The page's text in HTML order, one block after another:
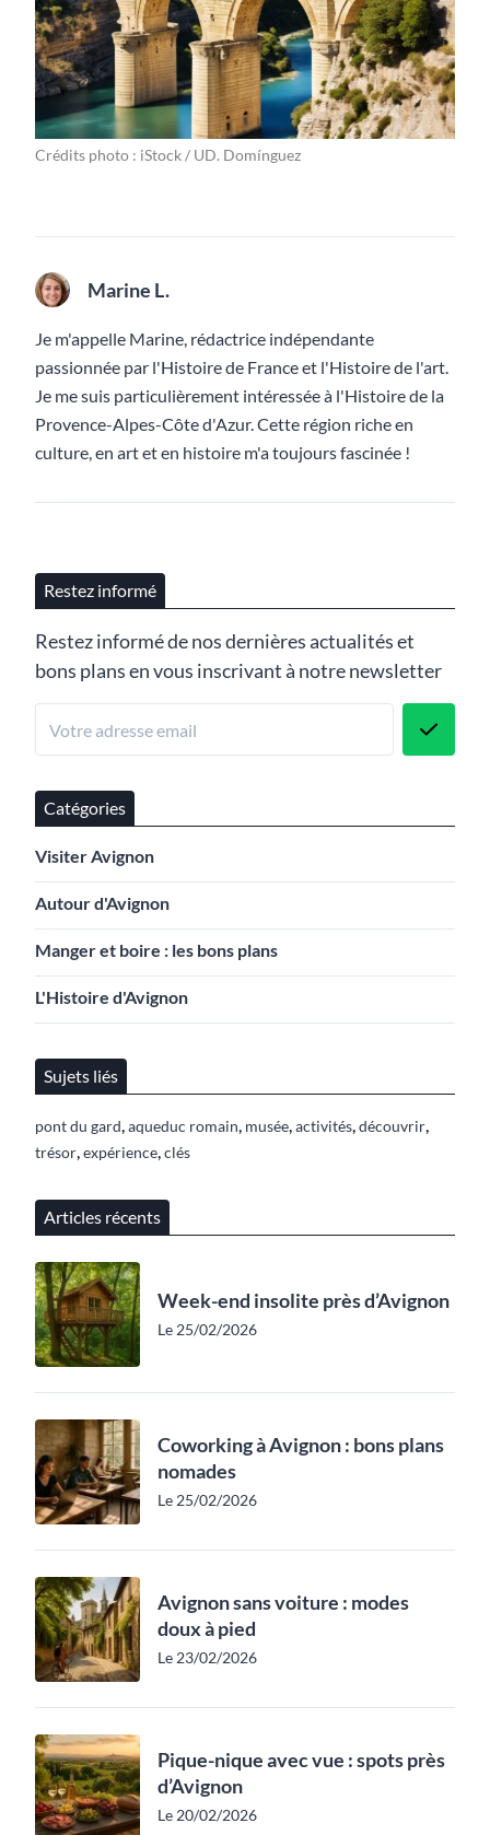
Crédits photo : iStock / UD. Domínguez
Marine L.
Je m'appelle Marine, rédactrice indépendante
passionnée par l'Histoire de France et l'Histoire de l'art.
Je me suis particulièrement intéressée à l'Histoire de la
Provence-Alpes-Côte d'Azur. Cette région riche en
culture, en art et en histoire m'a toujours fascinée !
Restez informé
Restez informé de nos dernières actualités et
bons plans en vous inscrivant à notre newsletter
Catégories
Visiter Avignon
Autour d'Avignon
Manger et boire : les bons plans
L'Histoire d'Avignon
Sujets liés
pont du gard,aqueduc romain, musée,activités,découvrir,
trésor,expérience,clés
Articles récents
Week-end insolite près d’Avignon
Le 25/02/2026
Coworking à Avignon : bons plans
nomades
Le 25/02/2026
Avignon sans voiture : modes
doux à pied
Le 23/02/2026
Pique-nique avec vue : spots près
d’Avignon
Le 20/02/2026